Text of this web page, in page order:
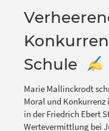
Schule
Marie Mallinckrodt
Moral und Konkurrenz
in der Friedrich Ebert
Wertevermittlung bei